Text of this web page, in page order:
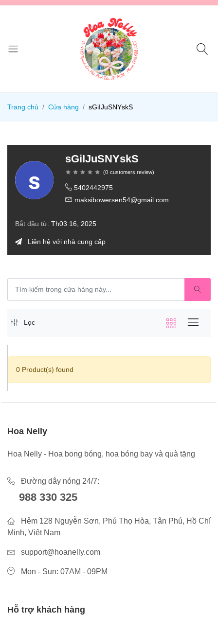
Trang chủ Cửa hàng sGiIJuSNYskS
sGiIJuSNYskS
(0 customers review)
5402442975
maksibowersen54@gmail.com
Bắt đầu từ: Th03 16, 2025
Liên hệ với nhà cung cấp
Lọc
0 Product(s) found
Hoa Nelly
Hoa Nelly - Hoa bong bóng, hoa bóng bay và quà tặng
Đường dây nóng 24/7:
988 330 325
Hẻm 128 Nguyễn Sơn, Phú Thọ Hòa, Tân Phú, Hồ Chí
Minh, Việt Nam
support@hoanelly.com
Mon - Sun: 07AM - 09PM
Hỗ trợ khách hàng